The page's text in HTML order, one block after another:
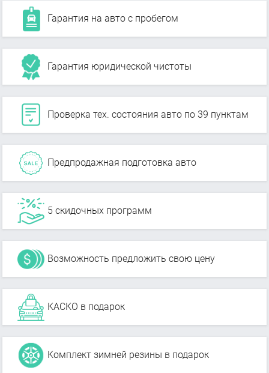
Гарантия на авто с пробегом
Гарантия юридической чистоты
Проверка тех. состояния авто по 39 пунктам
Предпродажная подготовка авто
5 скидочных программ
Возможность предложить свою цену
КАСКО в подарок
Комплект зимней резины в подарок